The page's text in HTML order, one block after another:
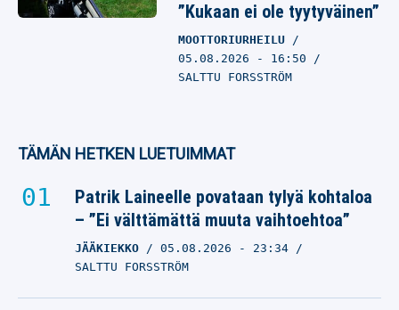
”Kukaan ei ole tyytyväinen”
MOOTTORIURHEILU
05.08.2026 - 16:50
SALTTU FORSSTRÖM
TÄMÄN HETKEN LUETUIMMAT
Patrik Laineelle povataan tylyä kohtaloa
– ”Ei välttämättä muuta vaihtoehtoa”
JÄÄKIEKKO 05.08.2026 - 23:34
SALTTU FORSSTRÖM